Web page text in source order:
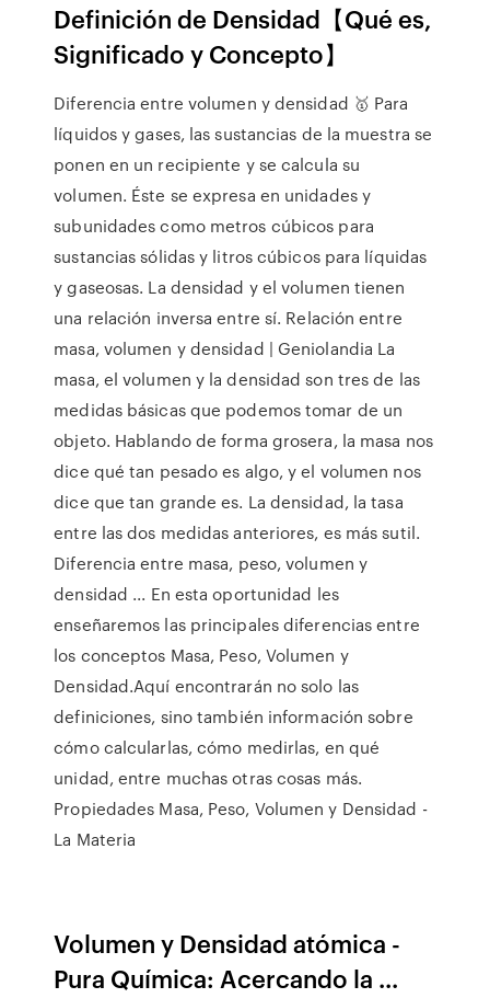
Definición de Densidad【Qué es,
Significado y Concepto】
Diferencia entre volumen y densidad 🥇 Para
líquidos y gases, las sustancias de la muestra se
ponen en un recipiente y se calcula su
volumen. Éste se expresa en unidades y
subunidades como metros cúbicos para
sustancias sólidas y litros cúbicos para líquidas
y gaseosas. La densidad y el volumen tienen
una relación inversa entre sí. Relación entre
masa, volumen y densidad | Geniolandia La
masa, el volumen y la densidad son tres de las
medidas básicas que podemos tomar de un
objeto. Hablando de forma grosera, la masa nos
dice qué tan pesado es algo, y el volumen nos
dice que tan grande es. La densidad, la tasa
entre las dos medidas anteriores, es más sutil.
Diferencia entre masa, peso, volumen y
densidad ... En esta oportunidad les
enseñaremos las principales diferencias entre
los conceptos Masa, Peso, Volumen y
Densidad.Aquí encontrarán no solo las
definiciones, sino también información sobre
cómo calcularlas, cómo medirlas, en qué
unidad, entre muchas otras cosas más.
Propiedades Masa, Peso, Volumen y Densidad -
La Materia
Volumen y Densidad atómica -
Pura Química: Acercando la ...